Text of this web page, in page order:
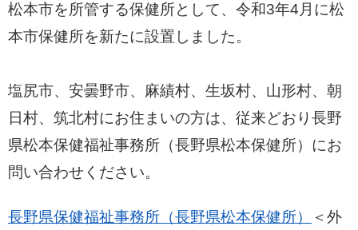
松本市を所管する保健所として、令和3年4月に松
本市保健所を新たに設置しました。
塩尻市、安曇野市、麻績村、生坂村、山形村、朝
日村、筑北村にお住まいの方は、従来どおり長野
県松本保健福祉事務所（長野県松本保健所）にお
問い合わせください。
長野県保健福祉事務所（長野県松本保健所）
＜外